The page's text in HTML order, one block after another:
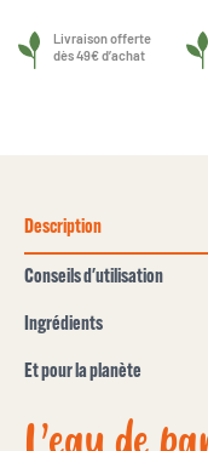
Livraison offerte
dès 49€ d’achat
Description
Conseils d'utilisation
Ingrédients
Et pour la planète